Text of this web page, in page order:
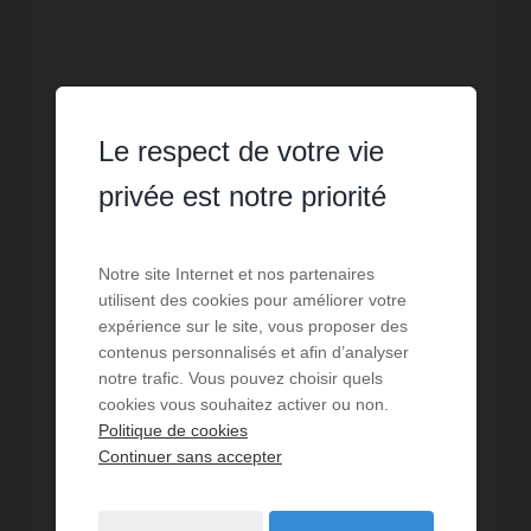
LOCATION VACANCES
Appartement Peisey Nancroix
personnes 1chambre 2
Le respect de votre vie
privée est notre priorité
Notre site Internet et nos partenaires
utilisent des cookies pour améliorer votre
expérience sur le site, vous proposer des
contenus personnalisés et afin d’analyser
notre trafic. Vous pouvez choisir quels
cookies vous souhaitez activer ou non.
Politique de cookies
Continuer sans accepter